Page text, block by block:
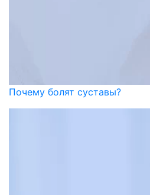
Почему болят суставы?